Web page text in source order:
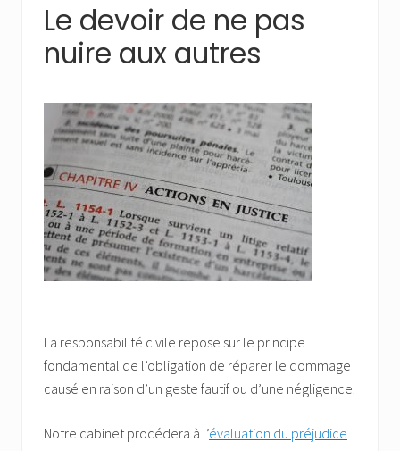
Le devoir de ne pas
nuire aux autres
La responsabilité civile repose sur le principe
fondamental de l’obligation de réparer le dommage
causé en raison d’un geste fautif ou d’une négligence.
Notre cabinet procédera à l’évaluation du préjudice